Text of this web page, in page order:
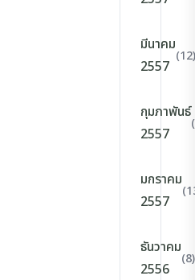
มีนาคม
2557
(12)
กุมภาพันธ์
2557
มกราคม
2557
ธันวาคม
2556
(8)